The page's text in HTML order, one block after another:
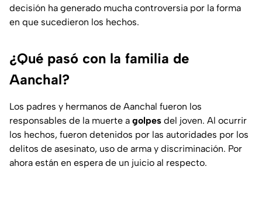
decisión ha generado mucha controversia por la forma
en que sucedieron los hechos.
¿Qué pasó con la familia de
Aanchal?
Los padres y hermanos de Aanchal fueron los
responsables de la muerte a golpes del joven. Al ocurrir
los hechos, fueron detenidos por las autoridades por los
delitos de asesinato, uso de arma y discriminación. Por
ahora están en espera de un juicio al respecto.